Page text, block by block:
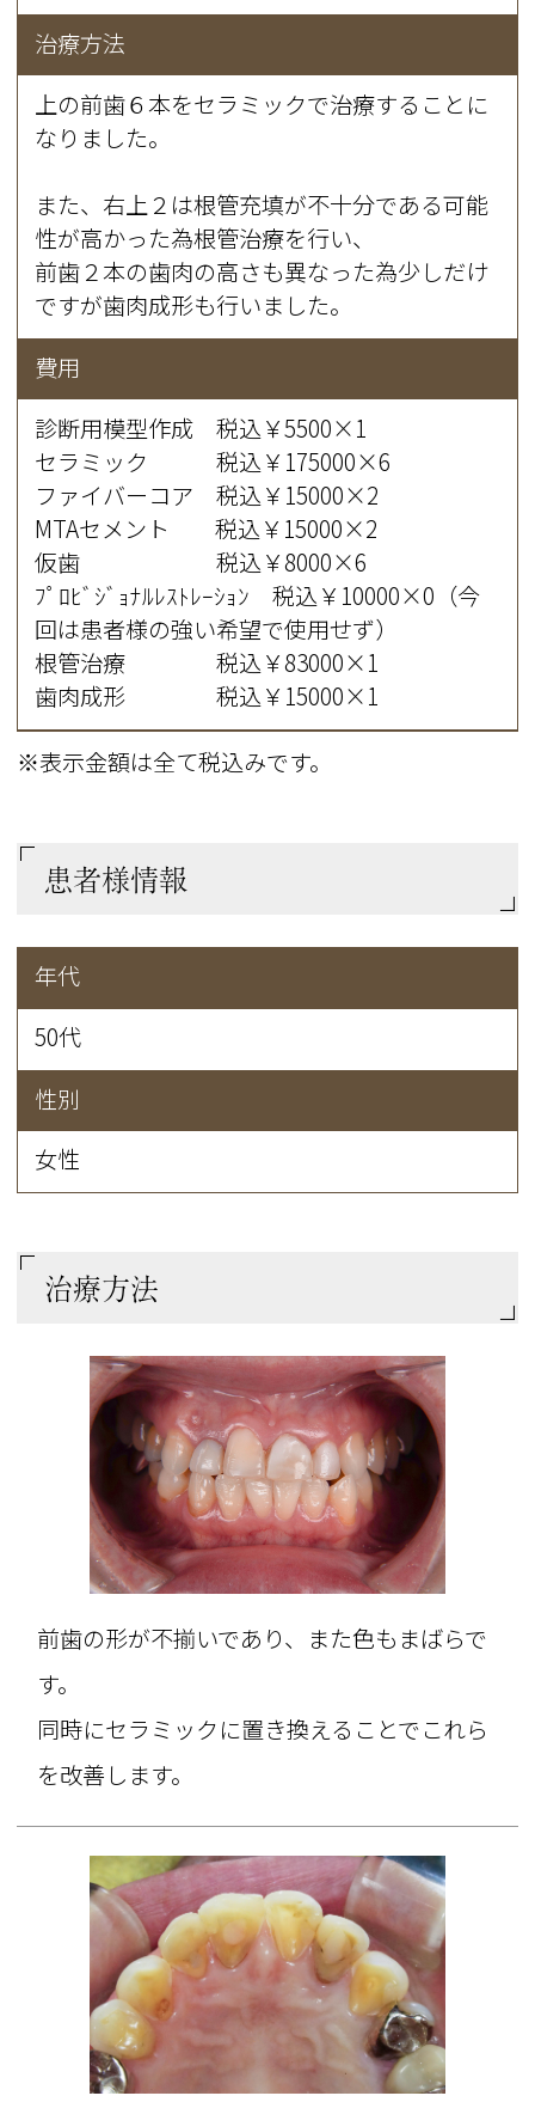
治療方法
上の前歯６本をセラミックで治療することに
なりました。
また、右上２は根管充填が不十分である可能
性が高かった為根管治療を行い、
前歯２本の歯肉の高さも異なった為少しだけ
ですが歯肉成形も行いました。
費用
診断用模型作成 税込￥5500×1
セラミック 税込￥175000×6
ファイバーコア 税込￥15000×2
MTAセメント 税込￥15000×2
仮歯 税込￥8000×6
ﾌﾟﾛﾋﾞｼﾞｮﾅﾙﾚｽﾄﾚｰｼｮﾝ 税込￥10000×0（今
回は患者様の強い希望で使用せず）
根管治療 税込￥83000×1
歯肉成形 税込￥15000×1
※表示金額は全て税込みです。
患者様情報
年代
50代
性別
女性
治療方法
前歯の形が不揃いであり、また色もまばらで
す。
同時にセラミックに置き換えることでこれら
を改善します。